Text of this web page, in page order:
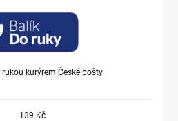
kurýrem České pošty
139 Kč